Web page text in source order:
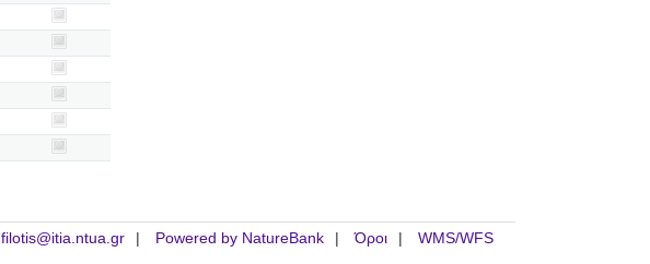
filotis@itia.ntua.gr Powered by NatureBank Όροι WMS/WFS